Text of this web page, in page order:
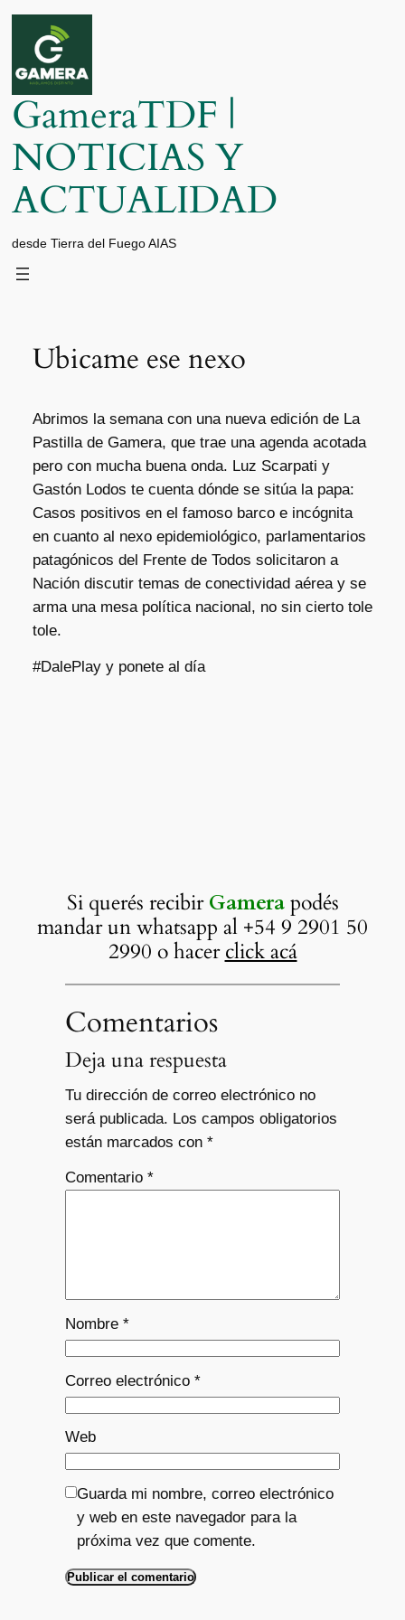
Saltar
contenido
GameraTDF |
NOTICIAS Y
ACTUALIDAD
desde Tierra del Fuego AIAS
Ubicame ese nexo
Abrimos la semana con una nueva edición de La
Pastilla de Gamera, que trae una agenda acotada
pero con mucha buena onda. Luz Scarpati y
Gastón Lodos te cuenta dónde se sitúa la papa:
Casos positivos en el famoso barco e incógnita
en cuanto al nexo epidemiológico, parlamentarios
patagónicos del Frente de Todos solicitaron a
Nación discutir temas de conectividad aérea y se
arma una mesa política nacional, no sin cierto tole
tole.
#DalePlay y ponete al día
Si querés recibirGamerapodés
mandar un whatsapp al +54 9 2901 50
2990 o hacerclick acá
Comentarios
Deja una respuesta
Tu dirección de correo electrónico no
será publicada. Los campos obligatorios
están marcados con *
Comentario *
Nombre *
Correo electrónico *
Web
Guarda mi nombre, correo electrónico
y web en este navegador para la
próxima vez que comente.